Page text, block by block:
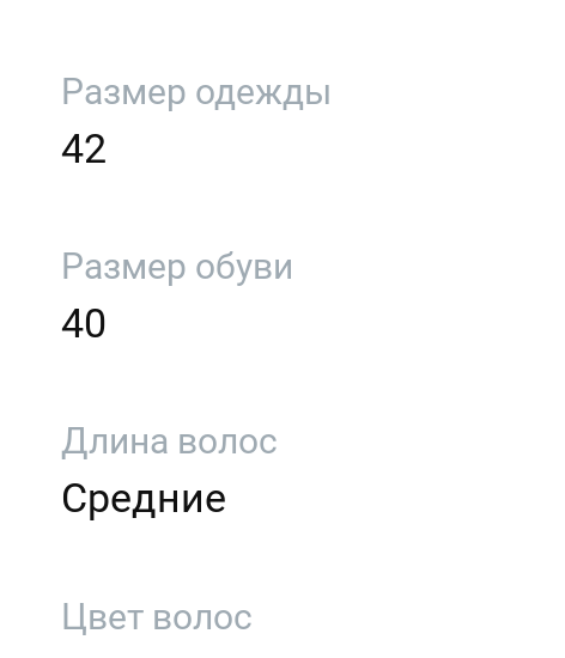
Размер одежды
42
Размер обуви
40
Длина волос
Средние
Цвет волос